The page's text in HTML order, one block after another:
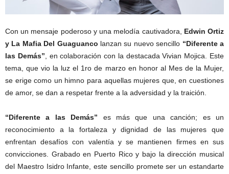
Con un mensaje poderoso y una melodía cautivadora, Edwin Ortiz
y La Mafia Del Guaguanco lanzan su nuevo sencillo “Diferente a
las Demás” , en colaboración con la destacada Vivian Mojica. Este
tema, que vio la luz el 1ro de marzo en honor al Mes de la Mujer,
se erige como un himno para aquellas mujeres que, en cuestiones
de amor, se dan a respetar frente a la adversidad y la traición.
“Diferente a las Demás” es más que una canción; es un
reconocimiento a la fortaleza y dignidad de las mujeres que
enfrentan desafíos con valentía y se mantienen firmes en sus
convicciones. Grabado en Puerto Rico y bajo la dirección musical
del Maestro Isidro Infante, este sencillo promete ser un estandarte